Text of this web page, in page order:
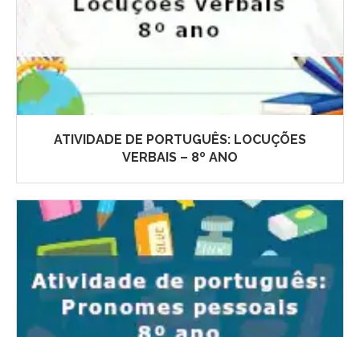
ATIVIDADE DE PORTUGUÊS: LOCUÇÕES
VERBAIS – 8º ANO